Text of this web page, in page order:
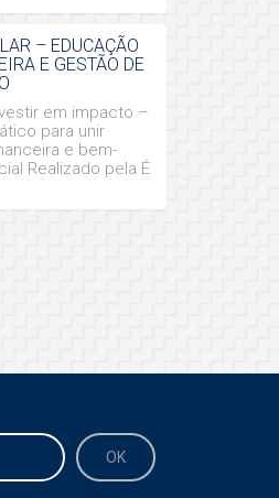
– EDUCAÇÃO
E GESTÃO DE
em impacto –
para unir
e bem-
Realizado pela É